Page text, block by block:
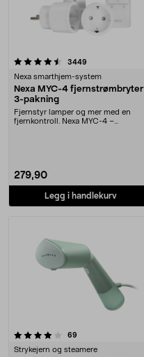
3449
Nexa smarthjem-system
Nexa MYC-4 fjernstrømbryter
3-pakning
Fjernstyr lamper og mer med en
fjernkontroll. Nexa MYC-4 –
279,90
Legg i handlekurv
4.5 av 5 stjerner
69
Strykejern og steamere
4.0 av 5 stjerner